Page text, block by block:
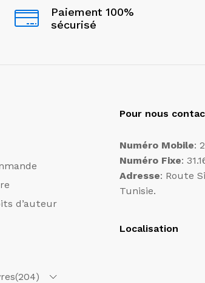
Paiement 100%
sécurisé
d’auteur
(204)
Pour nous
Numéro Mobile:
Numéro Fixe:
Adresse: Route
Tunisie.
Localisation